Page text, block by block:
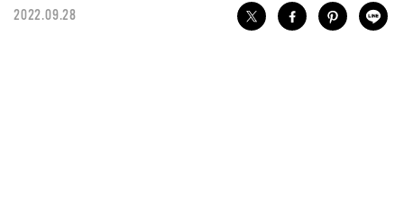
2022.09.28